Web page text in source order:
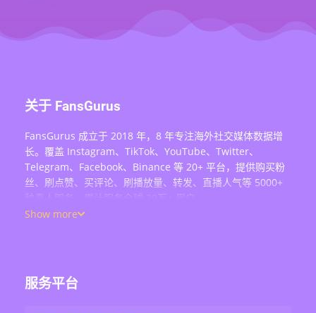
关于 FansGurus
FansGurus 成立于 2018 年，8 年专注海外社交媒体数据增
长。覆盖 Instagram、TikTok、YouTube、Twitter、
Telegram、Facebook、Binance 等 20+ 平台，提供购买粉
丝、刷点赞、买评论、刷播放量、转发、直播人气等 5000+
种真人服务，累计服务全球 20万+ 用户。
Show more
服务平台